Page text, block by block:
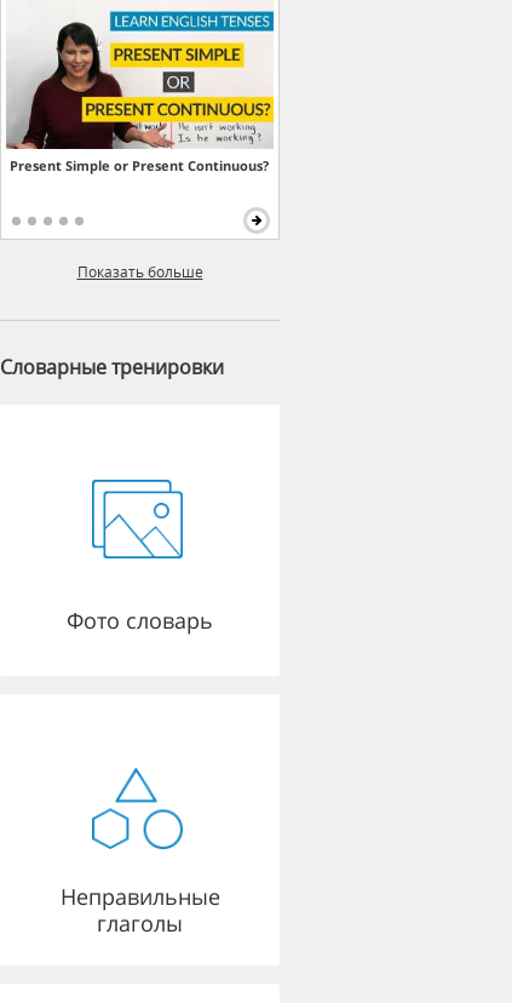
Present Simple or Present Continuous?
Показать больше
Словарные тренировки
Фото словарь
Неправильные
глаголы